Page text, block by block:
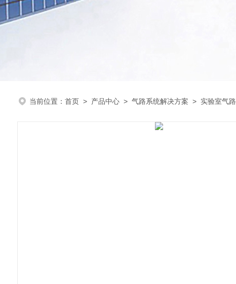
当前位置： 首页> 产品中心> 气路系统解决方案 > 实验室气路